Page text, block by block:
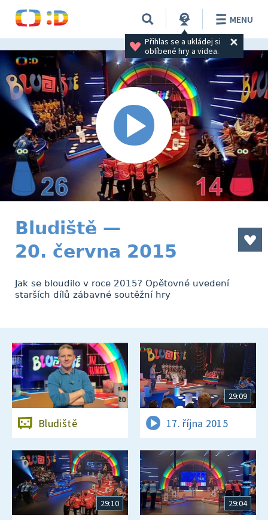
Přihlas se a ukládej si
oblíbené hry a videa.
MENU
Bludiště —
20. června 2015
Jak se bloudilo v roce 2015? Opětovné uvedení
starších dílů zábavné soutěžní hry
Bludiště
29:09
17. října 2015
29:10 29:04